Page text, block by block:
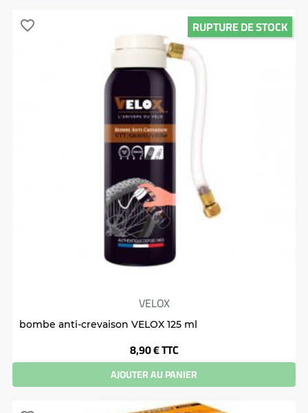
VELOX
bombe anti-crevaison VELOX 125 ml
Prix
8,90 €TTC
AJOUTER AU PANIER
RUPTURE DE STOCK
favorite_border